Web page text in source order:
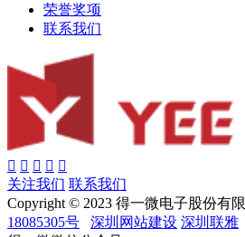
荣誉奖项
联系我们
关注我们 联系我们
Copyright © 2023 得一微电子股份有
18085305号
深圳网站建设 深圳联雅